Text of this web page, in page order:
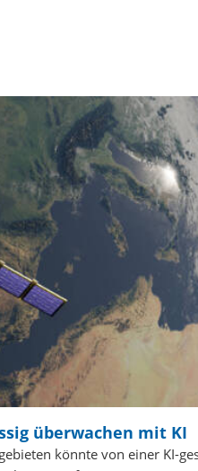
überwachen mit KI
könnte von einer KI-